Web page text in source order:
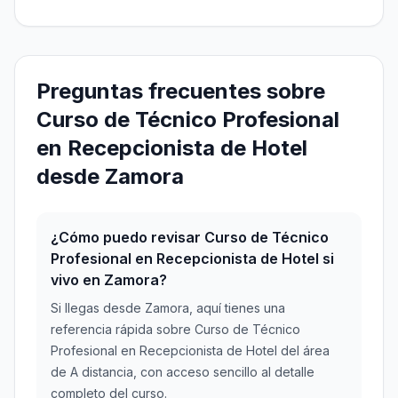
Preguntas frecuentes sobre
Curso de Técnico Profesional
en Recepcionista de Hotel
desde Zamora
¿Cómo puedo revisar Curso de Técnico
Profesional en Recepcionista de Hotel si
vivo en Zamora?
Si llegas desde Zamora, aquí tienes una
referencia rápida sobre Curso de Técnico
Profesional en Recepcionista de Hotel del área
de A distancia, con acceso sencillo al detalle
completo del curso.